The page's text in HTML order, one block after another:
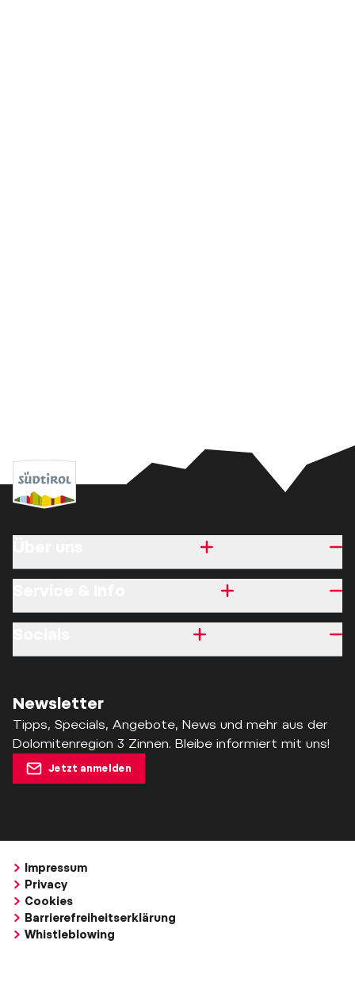
Newsletter
Tipps, Specials, Angebote, News und mehr aus der
Dolomitenregion 3 Zinnen. Bleibe informiert mit uns!
Jetzt anmelden
Impressum
Privacy
Cookies
Barrierefreiheitserklärung
Whistleblowing